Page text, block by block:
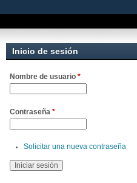
Inicio de sesión
Nombre de usuario *
Contraseña *
Solicitar una nueva contraseña